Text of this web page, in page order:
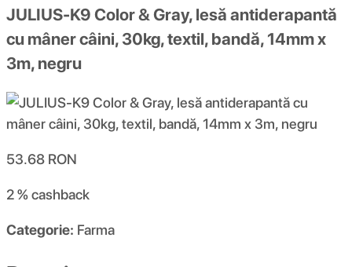
JULIUS-K9 Color & Gray, lesă antiderapantă
cu mâner câini, 30kg, textil, bandă, 14mm x
3m, negru
53.68 RON
2 %cashback
Categorie: Farma